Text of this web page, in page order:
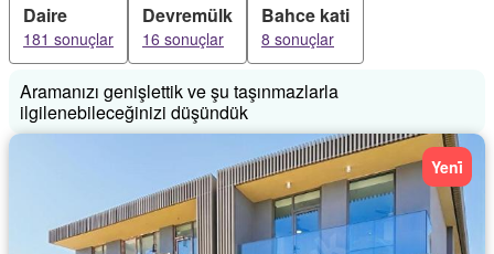
Daire
181 sonuçlar
Devremülk
16 sonuçlar
Bahce kati
8 sonuçlar
Aramanızı genişlettik ve şu taşınmazlarla
ilgilenebileceğinizi düşündük
Yeni̇